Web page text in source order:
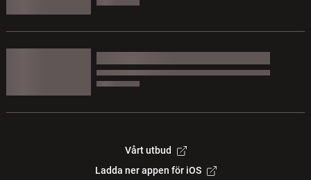
Vårt utbud
Ladda ner appen för iOS